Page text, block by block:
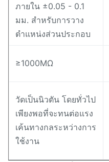
ภายใน ±0.05 - 0.1
มม. สำหรับการวาง
ตำแหน่งส่วนประกอบ
≥1000MΩ
วัดเป็นนิวตัน โดยทั่วไป
เพียงพอที่จะทนต่อแรง
เค้นทางกลระหว่างการ
ใช้งาน